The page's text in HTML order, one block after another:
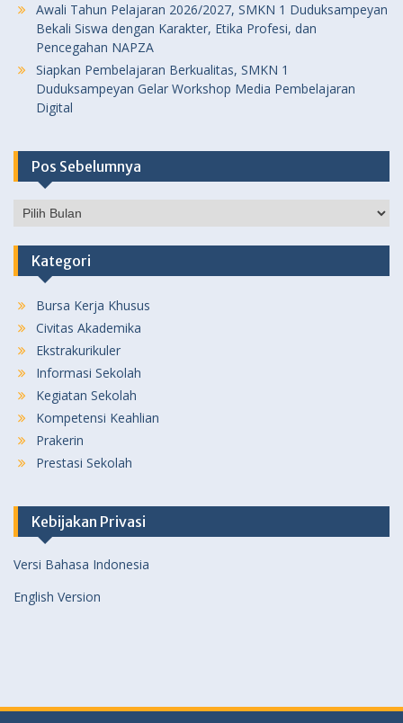
Awali Tahun Pelajaran 2026/2027, SMKN 1 Duduksampeyan
Bekali Siswa dengan Karakter, Etika Profesi, dan
Pencegahan NAPZA
Siapkan Pembelajaran Berkualitas, SMKN 1
Duduksampeyan Gelar Workshop Media Pembelajaran
Digital
Pos Sebelumnya
Pos
Kategori
Bursa Kerja Khusus
Civitas Akademika
Ekstrakurikuler
Informasi Sekolah
Kegiatan Sekolah
Kompetensi Keahlian
Prakerin
Prestasi Sekolah
Kebijakan Privasi
Versi Bahasa Indonesia
English Version